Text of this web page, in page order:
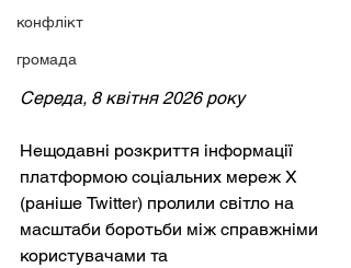
конфлікт
громада
Середа, 8 квітня 2026 року
Нещодавні розкриття інформації
платформою соціальних мереж X
(раніше Twitter) пролили світло на
масштаби боротьби між справжніми
користувачами та